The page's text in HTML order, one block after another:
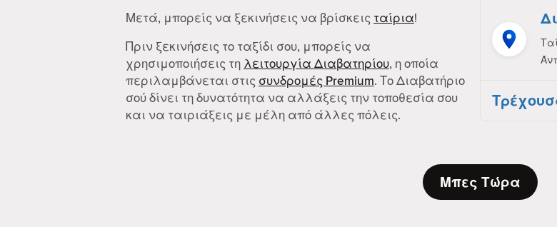
Μετά, μπορείς να ξεκινήσεις να βρίσκεις ταίρια!
Πριν ξεκινήσεις το ταξίδι σου, μπορείς να
χρησιμοποιήσεις τη λειτουργία Διαβατηρίου, η οποία
περιλαμβάνεται στις συνδρομές Premium. Το Διαβατήριο
σού δίνει τη δυνατότητα να αλλάξεις την τοποθεσία σου
και να ταιριάξεις με μέλη από άλλες πόλεις.
Μπες Τώρα